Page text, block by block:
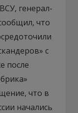
генерал-
что
с
после
что в
начались